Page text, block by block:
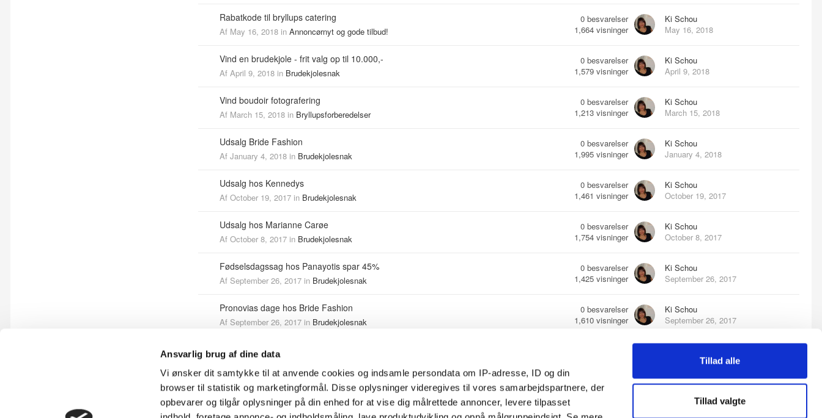
Ansvarlig brug af dine data
Vi ønsker dit samtykke til at anvende cookies og indsamle persondata om IP-adresse, ID og din
browser til statistik og marketingformål. Disse oplysninger videregives til vores samarbejdspartnere, der
opbevarer og tilgår oplysninger på din enhed for at vise dig målrettede annoncer, levere tilpasset
Tillad alle
Tillad valgte
Rabatkode til bryllups catering
Af May 16, 2018 in Annoncørnyt og gode tilbud!
0 besvarelser
1,664 visninger
Ki Schou
May 16, 2018
Vind en brudekjole - frit valg op til 10.000,-
Af April 9, 2018 in Brudekjolesnak
0 besvarelser
1,579 visninger
Ki Schou
April 9, 2018
Vind boudoir fotografering
Af March 15, 2018 in Bryllupsforberedelser
0 besvarelser
1,213 visninger
Ki Schou
March 15, 2018
Udsalg Bride Fashion
Af January 4, 2018 in Brudekjolesnak
0 besvarelser
1,995 visninger
Ki Schou
January 4, 2018
Udsalg hos Kennedys
Af October 19, 2017 in Brudekjolesnak
0 besvarelser
1,461 visninger
Ki Schou
October 19, 2017
Udsalg hos Marianne Carøe
Af October 8, 2017 in Brudekjolesnak
0 besvarelser
1,754 visninger
Ki Schou
October 8, 2017
Fødselsdagssag hos Panayotis spar 45%
Af September 26, 2017 in Brudekjolesnak
0 besvarelser
1,425 visninger
Ki Schou
September 26, 2017
Pronovias dage hos Bride Fashion
Af September 26, 2017 in Brudekjolesnak
0 besvarelser
1,610 visninger
Ki Schou
September 26, 2017
Plus Size brudekjoler
Af
September 13, 2017
Sommer rabat hos Casa Lezar
AfAugust 1, 2017in Brudekjolesnak
0 besvarelser
August 1, 2017